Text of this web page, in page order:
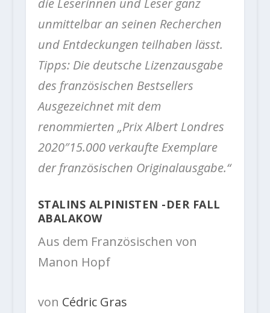
unmittelbar an seinen Recherchen
und Entdeckungen teilhaben lässt.
Tipps: Die deutsche Lizenzausgabe
des französischen Bestsellers
Ausgezeichnet mit dem
renommierten „Prix Albert Londres
2020″15.000 verkaufte Exemplare
der französischen Originalausgabe.“
STALINS ALPINISTEN -DER FALL
ABALAKOW
Aus dem Französischen von
Manon Hopf
von Cédric Gras